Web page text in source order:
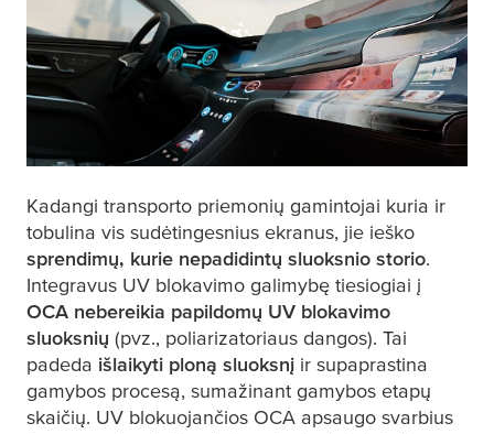
Kadangi transporto priemonių gamintojai kuria ir
tobulina vis sudėtingesnius ekranus, jie ieško
sprendimų, kurie nepadidintų sluoksnio storio.
Integravus UV blokavimo galimybę tiesiogiai į
OCA nebereikia papildomų UV blokavimo
sluoksnių (pvz., poliarizatoriaus dangos). Tai
padeda išlaikyti ploną sluoksnį ir supaprastina
gamybos procesą, sumažinant gamybos etapų
skaičių. UV blokuojančios OCA apsaugo svarbius